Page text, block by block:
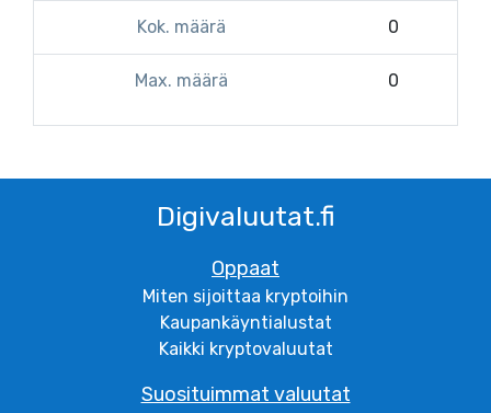
Kok. määrä 0
Max. määrä 0
Digivaluutat.fi
Oppaat
Miten sijoittaa kryptoihin
Kaupankäyntialustat
Kaikki kryptovaluutat
Suosituimmat valuutat